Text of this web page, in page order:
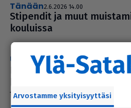
Tänään2.6.2026 14.00
Stipendit ja muut
kouluissa
uutinen7.5.2026 2.55
Kun­nan­vi­ras­to­jen ja
tiin
Arvostamme yksityisyyttäsi